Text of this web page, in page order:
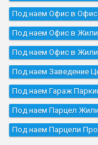
Под наем Офис в Офис
Под наем Офис в
Под наем Офис в
Под наем Заведение
Под наем Гараж
Под наем Парцел
Под наем Парцели